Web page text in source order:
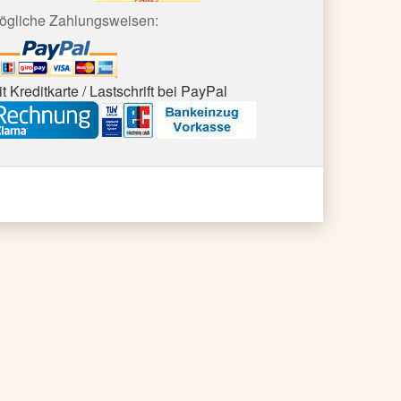
Zahlungsweisen:
Kreditkarte / Lastschrift bei PayPal